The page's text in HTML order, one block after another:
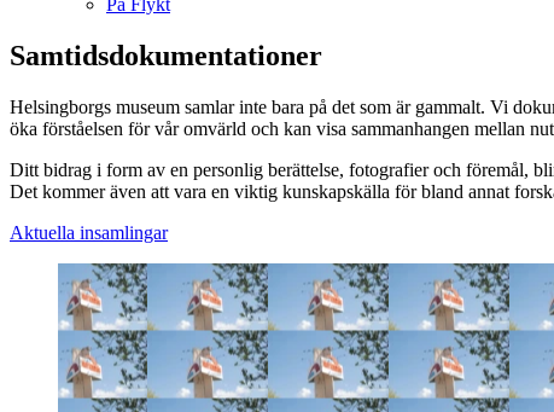
På Flykt
Samtidsdokumentationer
Helsingborgs museum samlar inte bara på det som är gammalt. Vi
öka förståelsen för vår omvärld och kan visa sammanhangen mellan
Ditt bidrag i form av en personlig berättelse, fotografier och föremål,
Det kommer även att vara en viktig kunskapskälla för bland annat
Aktuella insamlingar